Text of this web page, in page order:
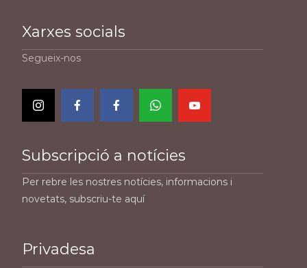
Xarxes socials
Segueix-nos
Subscripció a notícies
Per rebre les nostres notícies, informacions i
novetats, subscriu-te aquí
Privadesa